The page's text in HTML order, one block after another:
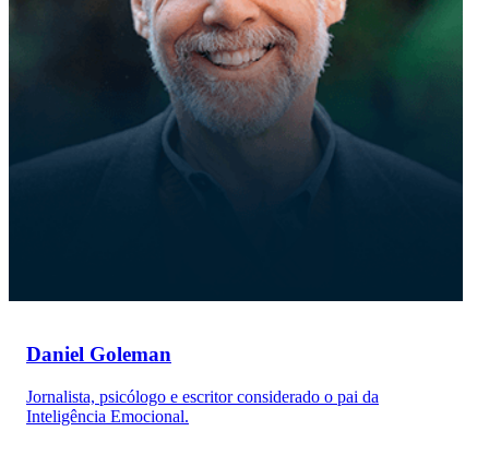
Daniel Goleman
Jornalista, psicólogo e escritor considerado o pai da
Inteligência Emocional.